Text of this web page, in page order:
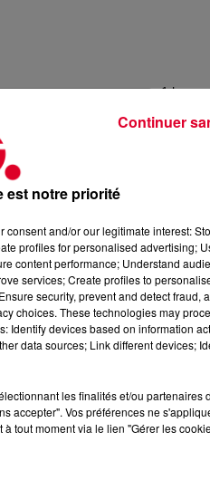
1 h
urlz.fr/hhZxGoogle
est notre priorité
and/or our legitimate interest:
profiles for personalised advertising;
content performance; Understand
services; Create profiles to
security, prevent and detect fraud,
choices. These technologies may
Identify devices based on information
data sources; Link different devices;
les finalités et/ou partenaires
accepter". Vos préférences ne
tout moment via le lien "Gérer les
Continuer